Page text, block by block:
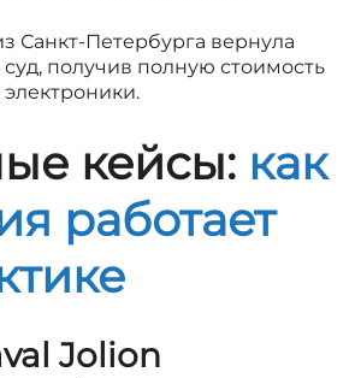
Санкт-Петербурга вернула
суд, получив полную стоимость
кейсы: как
работает
Jolion